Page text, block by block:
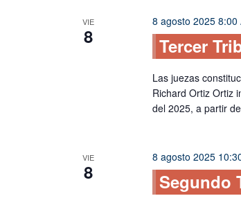
VIE
8
8 agosto 2025 8:00
Tercer
Las juezas
Richard Ortiz Ortiz
del 2025, a partir
VIE
8
8 agosto 2025
Segundo